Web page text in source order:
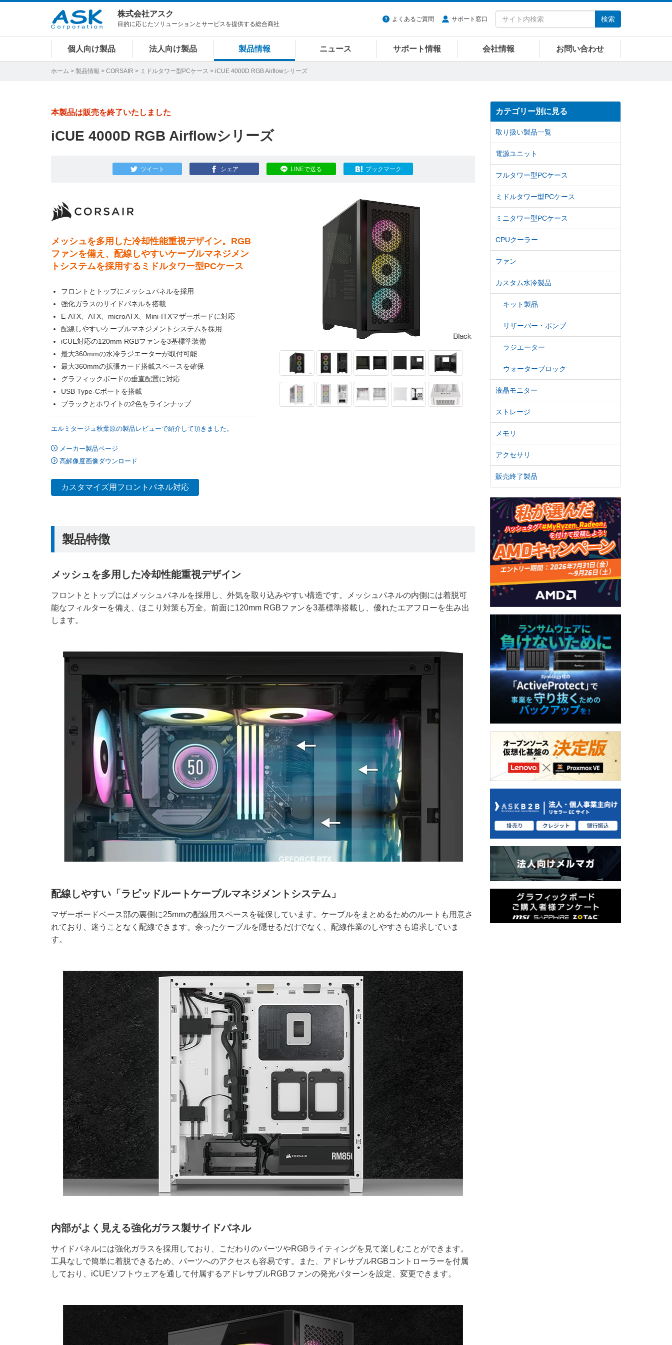
株式会社アスク
目的に応じたソリューションとサービスを提供する総合商社
よくあるご質問 サポート窓口 検索
個人向け製品 法人向け製品 製品情報 ニュース サポート情報 会社情報 お問い合わせ
ホーム > 製品情報 > CORSAIR > ミドルタワー型PCケース > iCUE 4000D RGB Airflowシリーズ
本製品は販売を終了いたしました
iCUE 4000D RGB Airflowシリーズ
ツイート シェア LINEで送る ブックマーク
メッシュを多用した冷却性能重視デザイン。RGB
ファンを備え、配線しやすいケーブルマネジメン
トシステムを採用するミドルタワー型PCケース
フロントとトップにメッシュパネルを採用
強化ガラスのサイドパネルを搭載
E-ATX、ATX、microATX、Mini-ITXマザーボードに対応
配線しやすいケーブルマネジメントシステムを採用
iCUE対応の120mm RGBファンを3基標準装備
最大360mmの水冷ラジエーターが取付可能
最大360mmの拡張カード搭載スペースを確保
グラフィックボードの垂直配置に対応
USB Type-Cポートを搭載
ブラックとホワイトの2色をラインナップ
エルミタージュ秋葉原の製品レビューで紹介して頂きました。
メーカー製品ページ
高解像度画像ダウンロード
カスタマイズ用フロントパネル対応
製品特徴
メッシュを多用した冷却性能重視デザイン
フロントとトップにはメッシュパネルを採用し、外気を取り込みやすい構造です。メッシュパネルの内側には着脱可
能なフィルターを備え、ほこり対策も万全。前面に120mm RGBファンを3基標準搭載し、優れたエアフローを生み出
します。
配線しやすい「ラピッドルートケーブルマネジメントシステム」
マザーボードベース部の裏側に25mmの配線用スペースを確保しています。ケーブルをまとめるためのルートも用意さ
れており、迷うことなく配線できます。余ったケーブルを隠せるだけでなく、配線作業のしやすさも追求していま
す。
内部がよく見える強化ガラス製サイドパネル
サイドパネルには強化ガラスを採用しており、こだわりのパーツやRGBライティングを見て楽しむことができます。
工具なしで簡単に着脱できるため、パーツへのアクセスも容易です。また、アドレサブルRGBコントローラーを付属
しており、iCUEソフトウェアを通して付属するアドレサブルRGBファンの発光パターンを設定、変更できます。
カテゴリー別に見る
取り扱い製品一覧
電源ユニット
フルタワー型PCケース
ミドルタワー型PCケース
ミニタワー型PCケース
CPUクーラー
ファン
カスタム水冷製品
キット製品
リザーバー・ポンプ
ラジエーター
ウォーターブロック
液晶モニター
ストレージ
メモリ
アクセサリ
販売終了製品